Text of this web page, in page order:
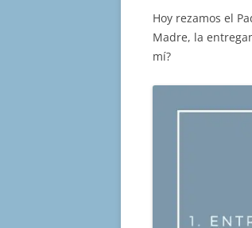
Hoy rezamos el
Madre, la
mí?